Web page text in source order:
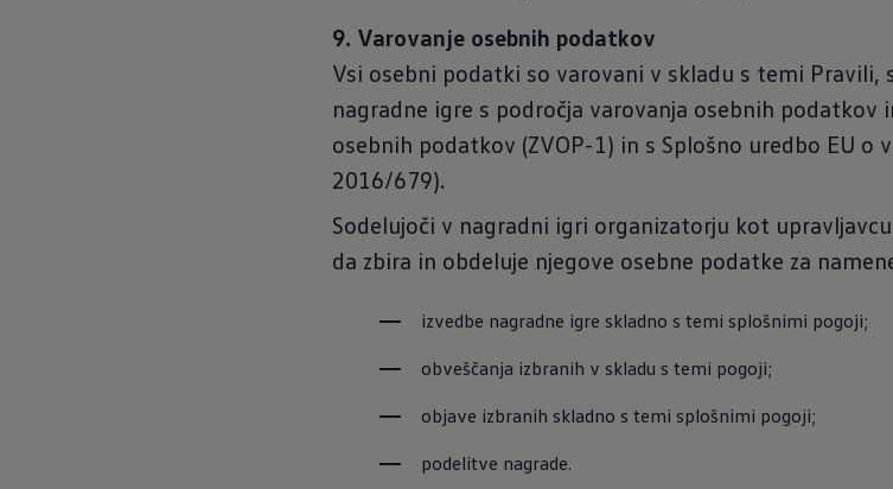
9. Varovanje osebnih podatkov
Vsi osebni podatki so varovani v skladu s temi
nagradne igre s področja varovanja osebnih podatkov
osebnih podatkov (ZVOP-1) in s Splošno uredbo EU o
2016/679).
Sodelujoči v nagradni igri organizatorju kot
da zbira in obdeluje njegove osebne podatke za
izvedbe nagradne igre skladno s temi splošnimi pogoji;
obveščanja izbranih v skladu s temi pogoji;
objave izbranih skladno s temi splošnimi pogoji;
podelitve nagrade.